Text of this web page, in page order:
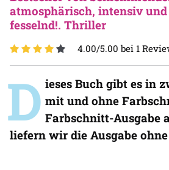
atmosphärisch, intensiv
fesselnd!. Thriller
4.00/5.00 bei 1
D ieses Buch gibt es in
mit und ohne
Farbschnitt-Ausgabe
liefern wir die Ausgabe